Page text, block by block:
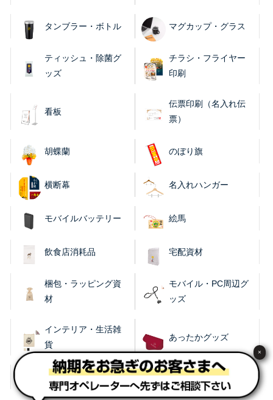
タンブラー・ボトル マグカップ・グラス
ティッシュ・除菌グ
ッズ
チラシ・フライヤー
印刷
看板
伝票印刷（名入れ伝
票）
胡蝶蘭 のぼり旗
横断幕 名入れハンガー
モバイルバッテリー 絵馬
飲食店消耗品 宅配資材
梱包・ラッピング資
材
モバイル・PC周辺グ
ッズ
インテリア・生活雑
貨
あったかグッズ
レイングッズ 涼感グッズ
×